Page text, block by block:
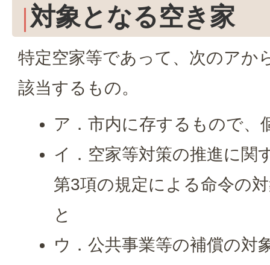
対象となる空き家
特定空家等であって、次のアか
該当するもの。
ア．市内に存するもので、
イ．空家等対策の推進に関
第3項の規定による命令の
と
ウ．公共事業等の補償の対